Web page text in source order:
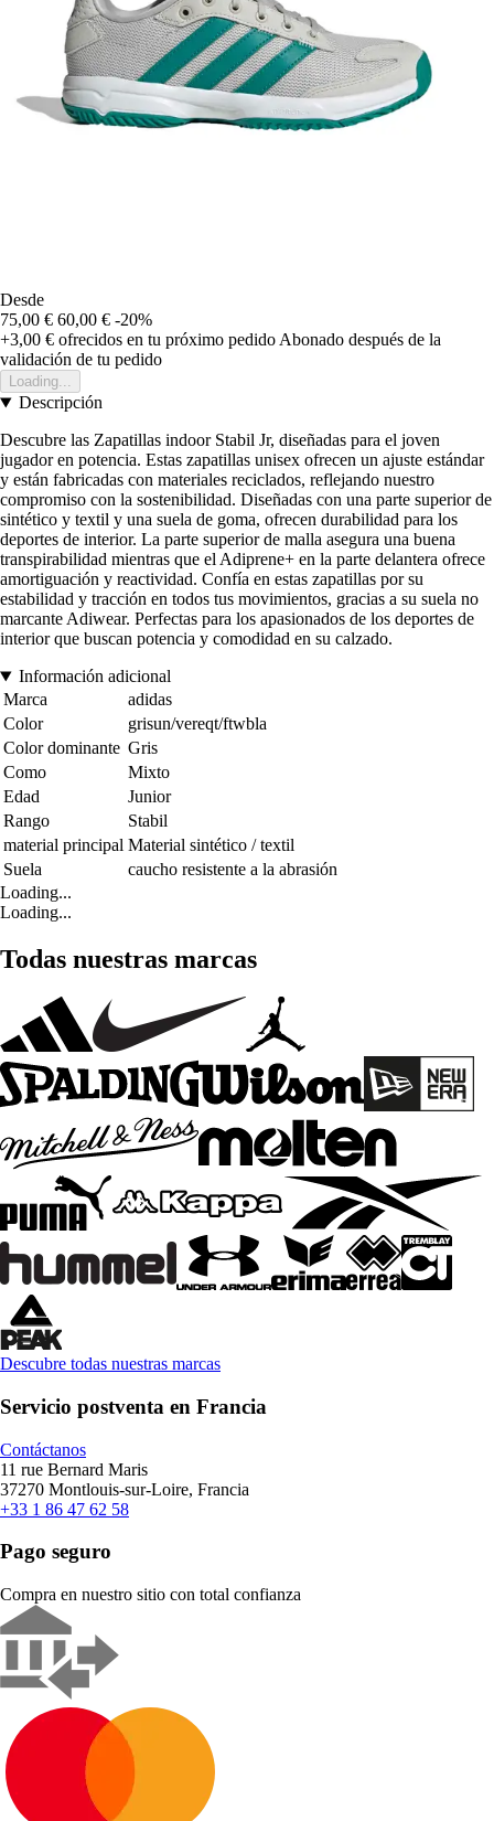
Desde
75,00 € 60,00 € -20%
+3,00 € ofrecidos en tu próximo pedido Abonado después de la
validación de tu pedido
Loading...
Descripción
Descubre las Zapatillas indoor Stabil Jr, diseñadas para el joven
jugador en potencia. Estas zapatillas unisex ofrecen un ajuste estándar
y están fabricadas con materiales reciclados, reflejando nuestro
compromiso con la sostenibilidad. Diseñadas con una parte superior de
sintético y textil y una suela de goma, ofrecen durabilidad para los
deportes de interior. La parte superior de malla asegura una buena
transpirabilidad mientras que el Adiprene+ en la parte delantera ofrece
amortiguación y reactividad. Confía en estas zapatillas por su
estabilidad y tracción en todos tus movimientos, gracias a su suela no
marcante Adiwear. Perfectas para los apasionados de los deportes de
interior que buscan potencia y comodidad en su calzado.
Información adicional
Marca
adidas
Color
grisun/vereqt/ftwbla
Color dominante Gris
Como
Mixto
Edad
Junior
Rango
Stabil
material principal Material sintético / textil
Suela
caucho resistente a la abrasión
Loading...
Loading...
Todas nuestras marcas
Descubre todas nuestras marcas
Servicio postventa en Francia
Contáctanos
11 rue Bernard Maris
37270 Montlouis-sur-Loire, Francia
+33 1 86 47 62 58
Pago seguro
Compra en nuestro sitio con total confianza